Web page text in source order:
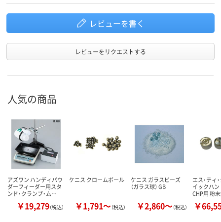
レビューを書く
レビューをリクエストする
人気の商品
アズワン ハンディパウ
ダーフィーダー用スタ
ンド・クランプ・ム…
￥19,279（税込）
ケニス クロームボール
￥1,791～（税込）
ケニス ガラスビーズ
（ガラス球） GB
￥2,860～（税込）
エス・ティ
イックハ
CHP用 粉
￥